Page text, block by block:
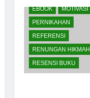
EBOOK
MOTIVASI
PERNIKAHAN
REFERENSI
RENUNGAN HIKMAH
RESENSI BUKU